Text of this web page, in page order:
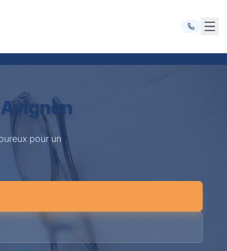
pour un